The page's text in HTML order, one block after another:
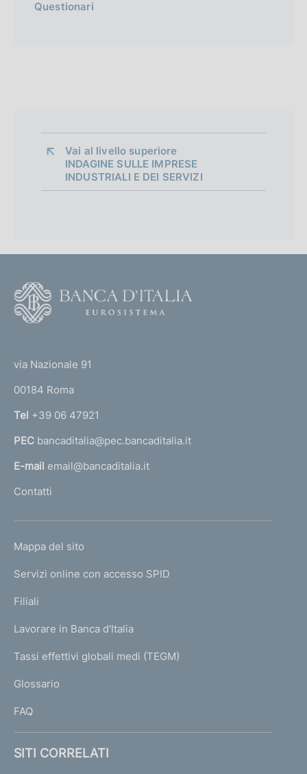
Questionari
Vai al livello superiore
INDAGINE SULLE IMPRESE
INDUSTRIALI E DEI SERVIZI
r
n
a
l
m
e
a
g
via Nazionale 91
00184 Roma
Tel +39 06 47921
PEC bancaditalia@pec.bancaditalia.it
E-mail email@bancaditalia.it
Contatti
L
N
K
T
I
I
Mappa del sito
Servizi online con accesso SPID
Filiali
Lavorare in Banca d'Italia
Tassi effettivi globali medi (TEGM)
Glossario
FAQ
SITI CORRELATI